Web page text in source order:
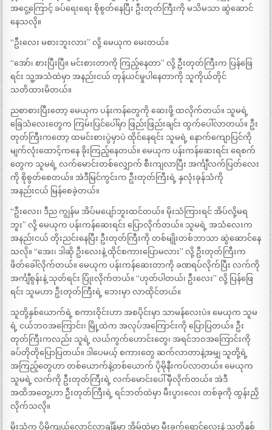
အငွေ့ကြောင့် ခပ်ရေးရေး စိုစွတ်နေပြီး ဦးတုတ်ကြီးကို မသိမသာ ဆွဲဆောင်
နေသလို။
“ဦးလေး မစားဘူးလား” လို့ မေယုက မေးတယ်။
“အော်၊ စားပြီးပြီ။ မင်းစားတာကို ကြည့်နေတာ” လို့ ဦးတုတ်ကြီးက ပြန်ဖြေ
ရင်း သူ့အသံထဲမှာ အနည်းငယ် တုန်ယင်မှုပါနေတာကို သူကိုယ်တိုင်
သတိထားမိတယ်။
ညစာစားပြီးတော့ မေယုက ပန်းကန်တွေကို ဆေးဖို့ ထလိုက်တယ်။ သူမရဲ့
ခြေသံလေးတွေက ကြမ်းပြင်ပေါ်မှာ ဖြည်းဖြည်းချင်း ထွက်ပေါ်လာတယ်။ ဦး
တုတ်ကြီးကတော့ ထမင်းစားပွဲမှာပဲ ထိုင်နေရင်း သူမရဲ့ နောက်ကျောပြင်ကို
မျက်လုံးထောင့်ကနေ ခိုးကြည့်နေတယ်။ မေယုက ပန်းကန်ဆေးရင်း ရေစက်
တွေက သူမရဲ့ လက်မောင်းတစ်လျှောက် စီးကျလာပြီး အင်္ကျီလက်ပြတ်လေး
ကို စိုစွတ်စေတယ်။ အဲဒီမြင်ကွင်းက ဦးတုတ်ကြီးရဲ့ နှလုံးခုန်သံကို
အနည်းငယ် မြန်စေခဲ့တယ်။
“ဦးလေး၊ ဒီည ကျွန်မ အိပ်မပျော်ဘူးထင်တယ်။ မိုးသံကြားရင် အိပ်လို့မရ
ဘူး” လို့ မေယုက ပန်းကန်ဆေးရင်း ပြောလိုက်တယ်။ သူမရဲ့ အသံလေးက
အနည်းငယ် တိုးညင်းနေပြီး ဦးတုတ်ကြီးကို တစ်မျိုးတစ်ဘာသာ ဆွဲဆောင်နေ
သလို။ “အေး၊ ဒါဆို ဦးလေးနဲ့ ထိုင်စကားပြောမလား” လို့ ဦးတုတ်ကြီးက
ဖိတ်ခေါ်လိုက်တယ်။ မေယုက ပန်းကန်ဆေးတာကို ခဏရပ်လိုက်ပြီး လက်ကို
အင်္ကျီစွန်းနဲ့ သုတ်ရင်း ပြုံးလိုက်တယ်။ “ဟုတ်ပါတယ်၊ ဦးလေး” လို့ ပြန်ဖြေ
ရင်း သူမဟာ ဦးတုတ်ကြီးရဲ့ ဘေးမှာ လာထိုင်တယ်။
သူတို့နှစ်ယောက်ရဲ့ စကားဝိုင်းဟာ အစပိုင်းမှာ သာမန်လေးပဲ။ မေယုက သူမ
ရဲ့ ငယ်ဘဝအကြောင်း၊ မြို့ထဲက အလုပ်အကြောင်းကို ပြောပြတယ်။ ဦး
တုတ်ကြီးကလည်း သူရဲ့ လယ်ကွက်ဟောင်းတွေ၊ အရင်ဘဝအကြောင်းကို
ခပ်တိုတိုပြောပြတယ်။ ဒါပေမယ့် စကားတွေ ဆက်လာတာနဲ့အမျှ သူတို့ရဲ့
အကြည့်တွေဟာ တစ်ယောက်နဲ့တစ်ယောက် ပိုမိုနီးကပ်လာတယ်။ မေယုက
သူမရဲ့ လက်ကို ဦးတုတ်ကြီးရဲ့ လက်မောင်းပေါ် မှီလိုက်တယ်။ အဲဒီ
အထိအတွေ့ဟာ ဦးတုတ်ကြီးရဲ့ ရင်ဘတ်ထဲမှာ မီးပွားလေး တစ်ခုကို ထွန်းညှိ
လိုက်သလို။
မိုးသံက ပိုမိုကျယ်လောင်လာချိန်မှာ အိမ်ထဲမှာ မီးခွက်ရောင်လေးနဲ့ သူတို့နှစ်